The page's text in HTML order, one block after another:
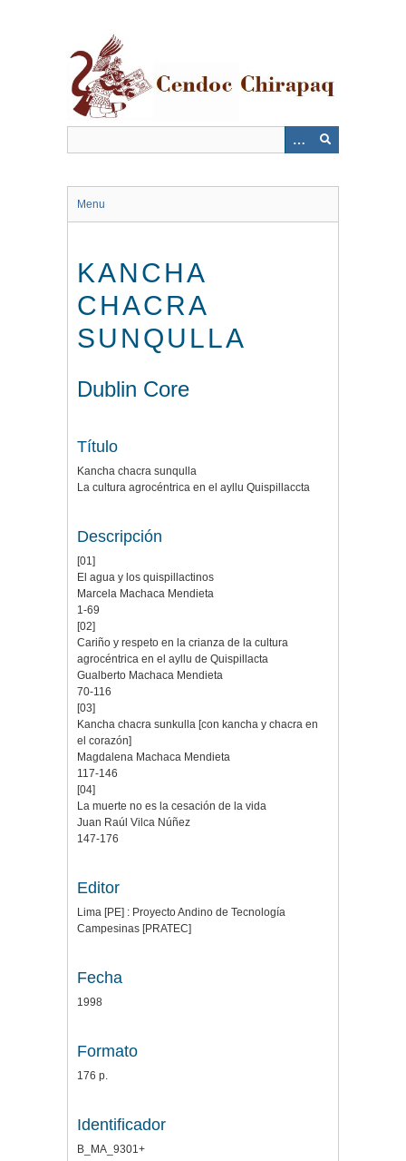
Menu
KANCHA
CHACRA
SUNQULLA
Dublin Core
Título
Kancha chacra sunqulla
La cultura agrocéntrica en el ayllu Quispillaccta
Descripción
[01]
El agua y los quispillactinos
Marcela Machaca Mendieta
1-69
[02]
Cariño y respeto en la crianza de la cultura
agrocéntrica en el ayllu de Quispillacta
Gualberto Machaca Mendieta
70-116
[03]
Kancha chacra sunkulla [con kancha y chacra en
el corazón]
Magdalena Machaca Mendieta
117-146
[04]
La muerte no es la cesación de la vida
Juan Raúl Vilca Núñez
147-176
Editor
Lima [PE] : Proyecto Andino de Tecnología
Campesinas [PRATEC]
Fecha
1998
Formato
176 p.
Identificador
B_MA_9301+